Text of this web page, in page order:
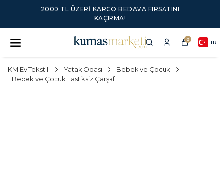
2000 TL ÜZERI KARGO BEDAVA FIRSATINI
KAÇIRMA!
0 TR
KM Ev Tekstili Yatak Odası
Bebek ve Çocuk
Bebek ve Çocuk Lastiksiz Çarşaf